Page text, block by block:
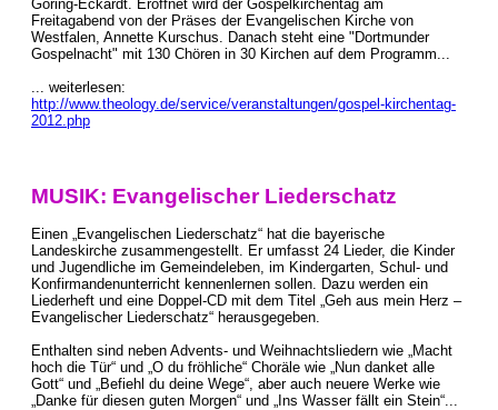
Göring-Eckardt. Eröffnet wird der Gospelkirchentag am
Freitagabend von der Präses der Evangelischen Kirche von
Westfalen, Annette Kurschus. Danach steht eine "Dortmunder
Gospelnacht" mit 130 Chören in 30 Kirchen auf dem Programm...
... weiterlesen:
http://www.theology.de/service/veranstaltungen/gospel-kirchentag-
2012.php
MUSIK: Evangelischer Liederschatz
Einen „Evangelischen Liederschatz“ hat die bayerische
Landeskirche zusammengestellt. Er umfasst 24 Lieder, die Kinder
und Jugendliche im Gemeindeleben, im Kindergarten, Schul- und
Konfirmandenunterricht kennenlernen sollen. Dazu werden ein
Liederheft und eine Doppel-CD mit dem Titel „Geh aus mein Herz –
Evangelischer Liederschatz“ herausgegeben.
Enthalten sind neben Advents- und Weihnachtsliedern wie „Macht
hoch die Tür“ und „O du fröhliche“ Choräle wie „Nun danket alle
Gott“ und „Befiehl du deine Wege“, aber auch neuere Werke wie
„Danke für diesen guten Morgen“ und „Ins Wasser fällt ein Stein“...